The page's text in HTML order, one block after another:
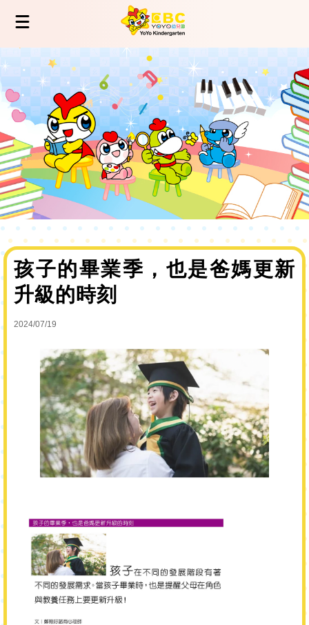
孩子的畢業季，也是爸媽更新
升級的時刻
2024/07/19